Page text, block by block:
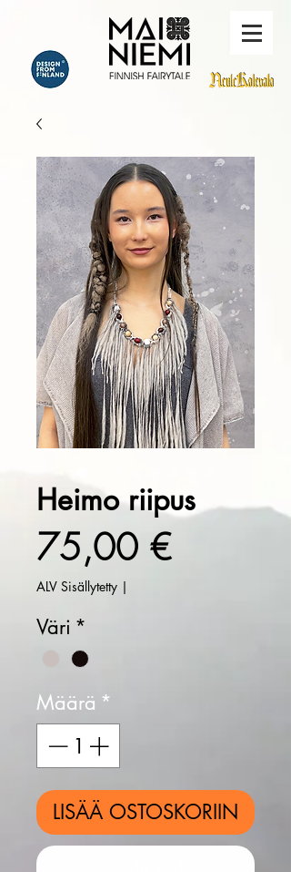
Heimo riipus
75,00 €Hinta
ALV Sisällytetty |
Väri *
Määrä *
LISÄÄ OSTOSKORIIN